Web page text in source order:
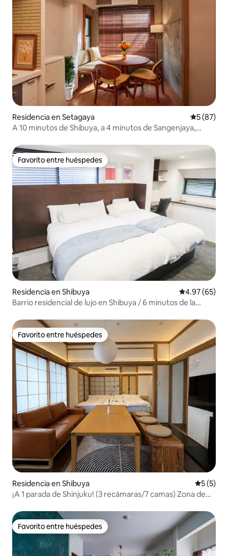
Residencia en Setagaya
5 (87)
A 10 minutos de Shibuya, a 4 minutos de Sangenjaya,
Favorito entre huéspedes
Favorito entre huéspedes
Residencia en Shibuya Calificación
4.97 (65)
Barrio residencial de lujo en Shibuya / 6 minutos de la
Para familias / Centro de Tokio / Camas de lujo /
Especificaciones del hotel
Favorito entre huéspedes
Favorito entre huéspedes
Residencia en Shibuya
5 (5)
¡A 1 parada de Shinjuku! (3 recámaras/7 camas) Zona de
Favorito entre huéspedes
Favorito entre huéspedes